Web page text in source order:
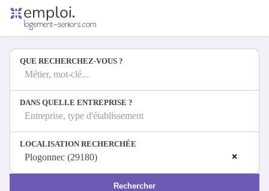
Offres d'emploi
Entreprises
Métiers
Se connecter
Espace candidat
Espace recruteur
QUE RECHERCHEZ-VOUS ?
Métier, mot-clé...
DANS QUELLE ENTREPRISE ?
Entreprise, type d'établissement
LOCALISATION RECHERCHÉE
×
Plogonnec (29180)
Rechercher